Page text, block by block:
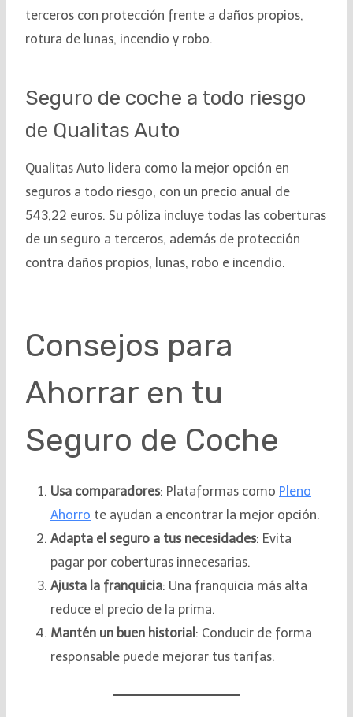
terceros con protección frente a daños propios,
rotura de lunas, incendio y robo.
Seguro de coche a todo riesgo
de Qualitas Auto
Qualitas Auto lidera como la mejor opción en
seguros a todo riesgo, con un precio anual de
543,22 euros. Su póliza incluye todas las coberturas
de un seguro a terceros, además de protección
contra daños propios, lunas, robo e incendio.
Consejos para
Ahorrar en tu
Seguro de Coche
Usa comparadores: Plataformas como Pleno
Ahorro te ayudan a encontrar la mejor opción.
Adapta el seguro a tus necesidades: Evita
pagar por coberturas innecesarias.
Ajusta la franquicia: Una franquicia más alta
reduce el precio de la prima.
Mantén un buen historial : Conducir de forma
responsable puede mejorar tus tarifas.